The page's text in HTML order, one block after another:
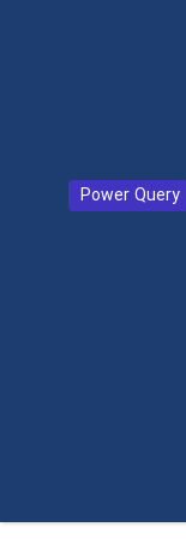
Power Query